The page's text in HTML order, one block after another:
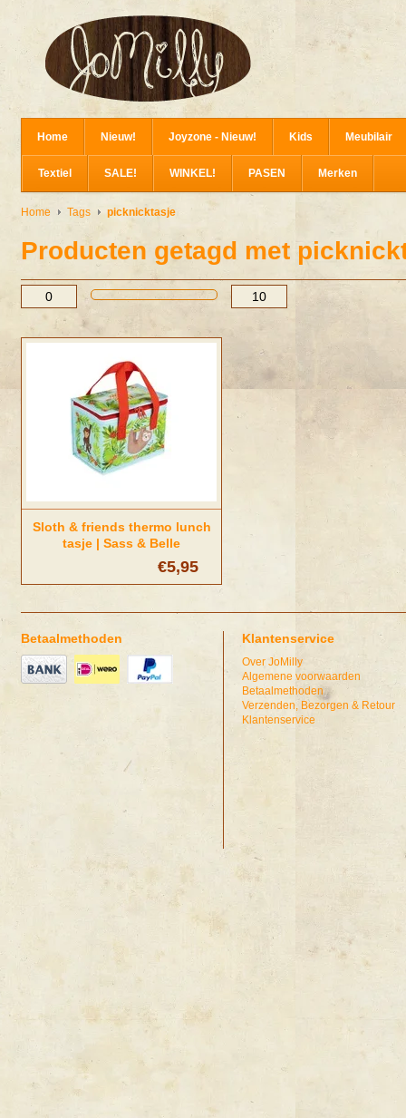
Home Nieuw! Joyzone - Nieuw! Kids Meubilair
Textiel SALE! WINKEL! PASEN Merken
Home Tags picknicktasje
Producten getagd met
Sloth & friends thermo lunch
tasje | Sass & Belle
€5,95
Betaalmethoden Klantenservice
Over JoMilly
Algemene voorwaarden
Betaalmethoden
Verzenden, Bezorgen & Retour
Klantenservice